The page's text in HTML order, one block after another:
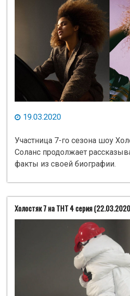
19.03.2020
Участница 7-го сезона шоу
Соланс продолжает
факты из своей биографии.
Холостяк 7 на ТНТ 4 серия